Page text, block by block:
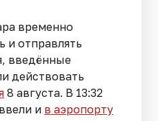
временно
и отправлять
введённые
действовать
8 августа. В 13:32
и в аэропорту